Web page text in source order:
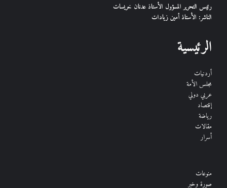
رئيس التحرير المسؤول الأستاذ عدنان خريسات
الناشر: الأستاذ أمين زيادات
الرئيسية
أردنيات
مجلس الأمة
عربي دولي
إقتصاد
رياضة
مقالات
أسرار
منوعات
صورة وخبر